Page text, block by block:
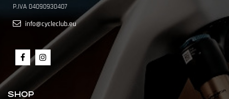
P.IVA 04090930407
info@cycleclub.eu
SHOP